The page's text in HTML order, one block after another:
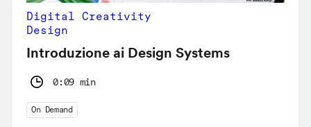
Digital Creativity
Design
Introduzione ai Design Systems
0:09 min
On Demand